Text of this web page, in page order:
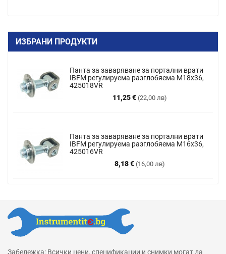
ИЗБРАНИ ПРОДУКТИ
Панта за заваряване за портални врати
IBFM регулируема разглобяема M18x36,
425018VR
11,25 € (22,00 лв)
Цена
Панта за заваряване за портални врати
IBFM регулируема разглобяема М16х36,
425016VR
8,18 € (16,00 лв)
Цена
Забележка: Всички цени, спецификации и снимки могат да